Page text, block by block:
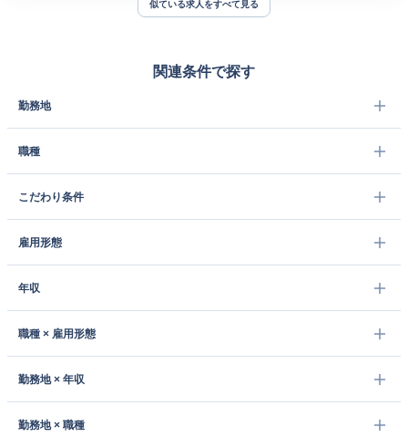
似ている求人をすべて見る
関連条件で探す
勤務地
職種
こだわり条件
雇用形態
年収
職種 × 雇用形態
勤務地 × 年収
勤務地 × 職種